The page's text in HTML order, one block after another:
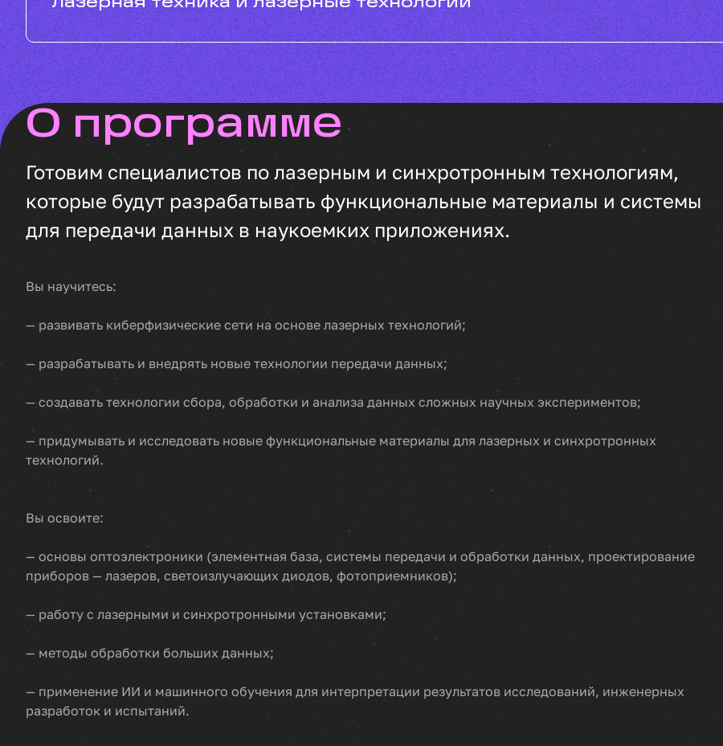
о программе
Готовим специалистов по лазерным и синхротронным технологиям,
которые будут разрабатывать функциональные материалы и системы
для передачи данных в наукоемких приложениях.
Вы научитесь:
— развивать киберфизические сети на основе лазерных технологий;
— разрабатывать и внедрять новые технологии передачи данных;
— создавать технологии сбора, обработки и анализа данных сложных научных экспериментов;
— придумывать и исследовать новые функциональные материалы для лазерных и синхротронных
технологий.
Вы освоите:
— основы оптоэлектроники (элементная база, системы передачи и обработки данных, проектирование
приборов — лазеров, светоизлучающих диодов, фотоприемников);
— работу с лазерными и синхротронными установками;
— методы обработки больших данных;
— применение ИИ и машинного обучения для интерпретации результатов исследований, инженерных
разработок и испытаний.